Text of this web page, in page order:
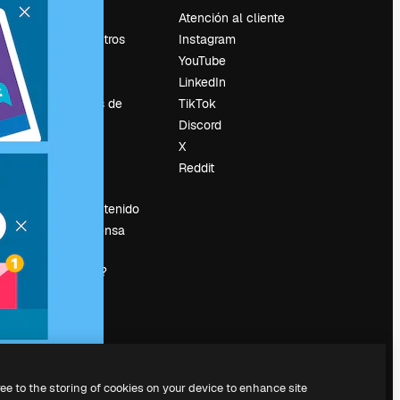
Sobre nosotros
Tendencias de
Blog
Vender contenido
Sala de prensa
magnific.ai?
Atención al cliente
Instagram
YouTube
LinkedIn
TikTok
Discord
X
Reddit
to the storing of cookies on your device to enhance site